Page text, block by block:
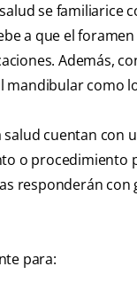
se familiarice
a que el
Además,
mandibular como
cuentan con
o procedimiento
responderán
para: